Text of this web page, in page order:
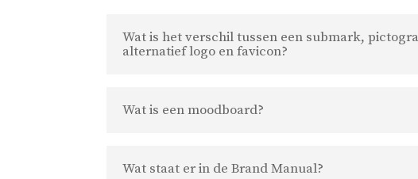
Wat is het verschil tussen een submark,
alternatief logo en favicon?
Wat is een moodboard?
Wat staat er in de Brand Manual?